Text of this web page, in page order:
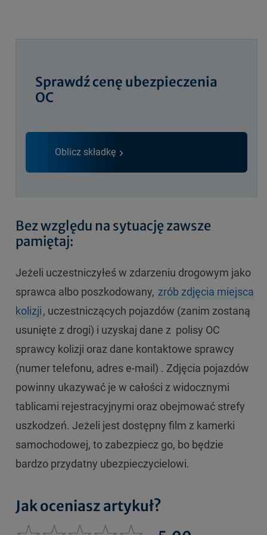
Sprawdź cenę ubezpieczenia
OC
Oblicz składkę
Bez względu na sytuację zawsze
pamiętaj:
Jeżeli uczestniczyłeś w zdarzeniu drogowym jako
sprawca albo poszkodowany, zrób zdjęcia miejsca
kolizji, uczestniczących pojazdów (zanim zostaną
usunięte z drogi) i uzyskaj dane z polisy OC
sprawcy kolizji oraz dane kontaktowe sprawcy
(numer telefonu, adres e-mail) . Zdjęcia pojazdów
powinny ukazywać je w całości z widocznymi
tablicami rejestracyjnymi oraz obejmować strefy
uszkodzeń. Jeżeli jest dostępny film z kamerki
samochodowej, to zabezpiecz go, bo będzie
bardzo przydatny ubezpieczycielowi.
Jak oceniasz artykuł?